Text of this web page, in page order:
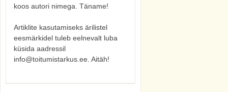
koos autori nimega. Täname!
Artiklite kasutamiseks ärilistel
eesmärkidel tuleb eelnevalt luba
küsida aadressil
info@toitumistarkus.ee. Aitäh!